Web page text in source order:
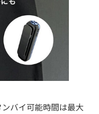
バイ可能時間は最大